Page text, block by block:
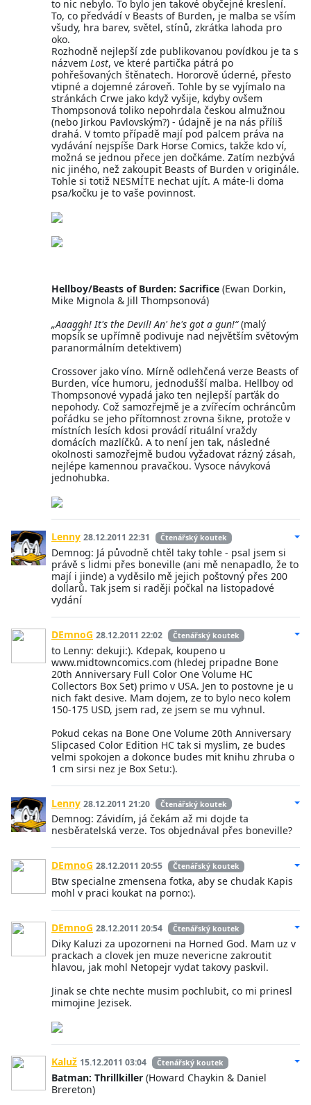
to nic nebylo. To bylo jen takové obyčejné kreslení.
To, co předvádí v Beasts of Burden, je malba se vším
všudy, hra barev, světel, stínů, zkrátka lahoda pro
oko.
Rozhodně nejlepší zde publikovanou povídkou je ta s
názvem Lost, ve které partička pátrá po
pohřešovaných štěnatech. Hororově úderné, přesto
vtipné a dojemné zároveň. Tohle by se vyjímalo na
stránkách Crwe jako když vyšije, kdyby ovšem
Thompsonová toliko nepohrdala českou almužnou
(nebo Jirkou Pavlovským?) - údajně je na nás příliš
drahá. V tomto případě mají pod palcem práva na
vydávání nejspíše Dark Horse Comics, takže kdo ví,
možná se jednou přece jen dočkáme. Zatím nezbývá
nic jiného, než zakoupit Beasts of Burden v originále.
Tohle si totiž NESMÍTE nechat ujít. A máte-li doma
psa/kočku je to vaše povinnost.
Hellboy/Beasts of Burden: Sacrifice (Ewan Dorkin,
Mike Mignola & Jill Thompsonová)
„Aaaggh! It's the Devil! An' he's got a gun!“(malý
mopsík se upřímně podivuje nad největším světovým
paranormálním detektivem)
Crossover jako víno. Mírně odlehčená verze Beasts of
Burden, více humoru, jednodušší malba. Hellboy od
Thompsonové vypadá jako ten nejlepší parťák do
nepohody. Což samozřejmě je a zvířecím ochráncům
pořádku se jeho přítomnost zrovna šikne, protože v
místních lesích kdosi provádí rituální vraždy
domácích mazlíčků. A to není jen tak, následné
okolnosti samozřejmě budou vyžadovat rázný zásah,
nejlépe kamennou pravačkou. Vysoce návyková
jednohubka.
Lenny 28.12.2011 22:31 Čtenářský koutek
Demnog: Já původně chtěl taky tohle - psal jsem si
právě s lidmi přes boneville (ani mě nenapadlo, že to
mají i jinde) a vyděsilo mě jejich poštovný přes 200
dollarů. Tak jsem si raději počkal na listopadové
vydání
DEmnoG 28.12.2011 22:02 Čtenářský koutek
to Lenny: dekuji:). Kdepak, koupeno u
www.midtowncomics.com (hledej pripadne Bone
20th Anniversary Full Color One Volume HC
Collectors Box Set) primo v USA. Jen to postovne je u
nich fakt desive. Mam dojem, ze to bylo neco kolem
150-175 USD, jsem rad, ze jsem se mu vyhnul.
Pokud cekas na Bone One Volume 20th Anniversary
Slipcased Color Edition HC tak si myslim, ze budes
velmi spokojen a dokonce budes mit knihu zhruba o
1 cm sirsi nez je Box Setu:).
Lenny 28.12.2011 21:20 Čtenářský koutek
Demnog: Závidím, já čekám až mi dojde ta
nesběratelská verze. Tos objednával přes boneville?
DEmnoG 28.12.2011 20:55 Čtenářský koutek
Btw specialne zmensena fotka, aby se chudak Kapis
mohl v praci koukat na porno:).
DEmnoG 28.12.2011 20:54 Čtenářský koutek
Diky Kaluzi za upozorneni na Horned God. Mam uz v
prackach a clovek jen muze nevericne zakroutit
hlavou, jak mohl Netopejr vydat takovy paskvil.
Jinak se chte nechte musim pochlubit, co mi prinesl
mimojine Jezisek.
Kaluž 15.12.2011 03:04 Čtenářský koutek
Batman: Thrillkiller (Howard Chaykin & Daniel
Brereton)